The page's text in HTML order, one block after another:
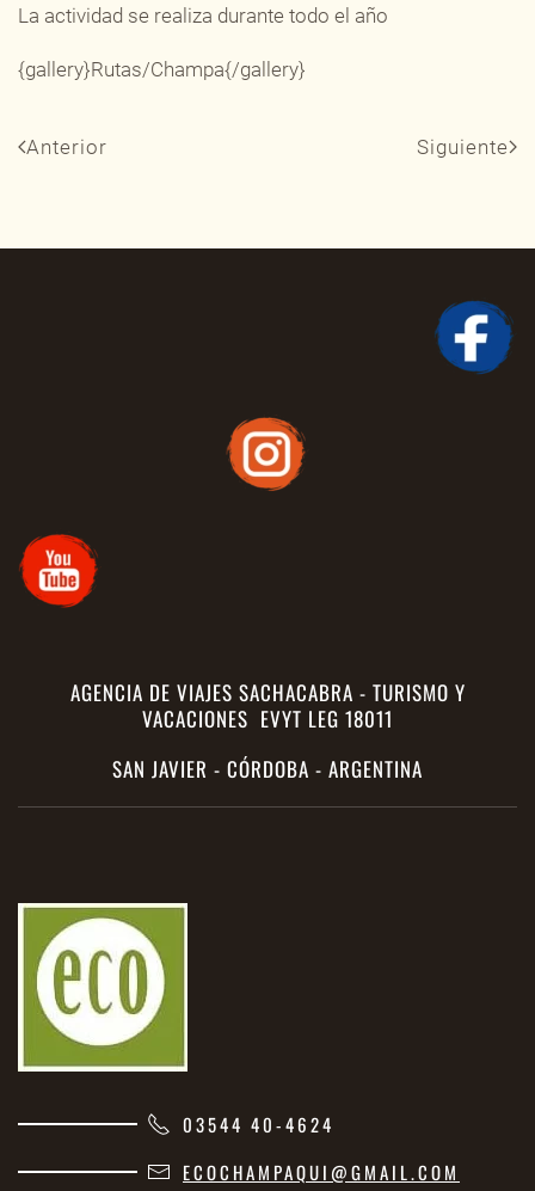
La actividad se realiza durante todo el año
{gallery}Rutas/Champa{/gallery}
Anterior Siguiente
AGENCIA DE VIAJES SACHACABRA - TURISMO Y
VACACIONES EVYT LEG 18011
SAN JAVIER - CÓRDOBA - ARGENTINA
03544 40-4624
ECOCHAMPAQUI@GMAIL.COM